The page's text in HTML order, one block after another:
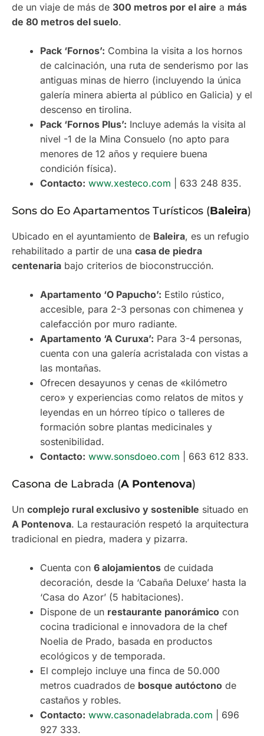
de un viaje de más de 300 metros por el aire a más
de 80 metros del suelo.
Pack ‘Fornos’: Combina la visita a los hornos
de calcinación, una ruta de senderismo por las
antiguas minas de hierro (incluyendo la única
galería minera abierta al público en Galicia) y el
descenso en tirolina.
Pack ‘Fornos Plus’: Incluye además la visita al
nivel -1 de la Mina Consuelo (no apto para
menores de 12 años y requiere buena
condición física).
Contacto: www.xesteco.com | 633 248 835.
Sons do Eo Apartamentos Turísticos (Baleira)
Ubicado en el ayuntamiento de Baleira, es un refugio
rehabilitado a partir de una casa de piedra
centenaria bajo criterios de bioconstrucción.
Apartamento ‘O Papucho’: Estilo rústico,
accesible, para 2-3 personas con chimenea y
calefacción por muro radiante.
Apartamento ‘A Curuxa’: Para 3-4 personas,
cuenta con una galería acristalada con vistas a
las montañas.
Ofrecen desayunos y cenas de «kilómetro
cero» y experiencias como relatos de mitos y
leyendas en un hórreo típico o talleres de
formación sobre plantas medicinales y
sostenibilidad.
Contacto: www.sonsdoeo.com | 663 612 833.
Casona de Labrada (A Pontenova)
Un complejo rural exclusivo y sostenible situado en
A Pontenova. La restauración respetó la arquitectura
tradicional en piedra, madera y pizarra.
Cuenta con 6 alojamientos de cuidada
decoración, desde la ‘Cabaña Deluxe’ hasta la
‘Casa do Azor’ (5 habitaciones).
Dispone de un restaurante panorámico con
cocina tradicional e innovadora de la chef
Noelia de Prado, basada en productos
ecológicos y de temporada.
El complejo incluye una finca de 50.000
metros cuadrados de bosque autóctono de
castaños y robles.
Contacto: www.casonadelabrada.com | 696
927 333.